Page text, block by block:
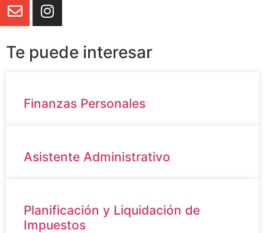
Te puede interesar
Finanzas Personales
Asistente Administrativo
Planificación y Liquidación de
Impuestos